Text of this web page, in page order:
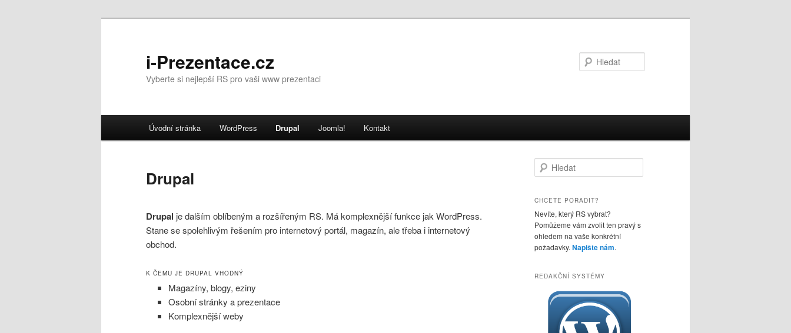
i-Prezentace.cz
Vyberte si nejlepší RS pro vaši www prezentaci
Hlavní navigační menu
Přejít k hlavnímu obsahu webu
Přejít k obsahu postranního panelu
Úvodní stránka WordPress Drupal Joomla! Kontakt
Drupal
Drupal je dalším oblíbeným a rozšířeným RS. Má komplexnější funkce jak WordPress.
Stane se spolehlivým řešením pro internetový portál, magazín, ale třeba i internetový
obchod.
K ČEMU JE DRUPAL VHODNÝ
Magazíny, blogy, eziny
Osobní stránky a prezentace
Komplexnější weby
Hledat
CHCETE PORADIT?
Nevíte, který RS vybrat?
Pomůžeme vám zvolit ten pravý s
ohledem na vaše konkrétní
požadavky. Napište nám.
REDAKČNÍ SYSTÉMY